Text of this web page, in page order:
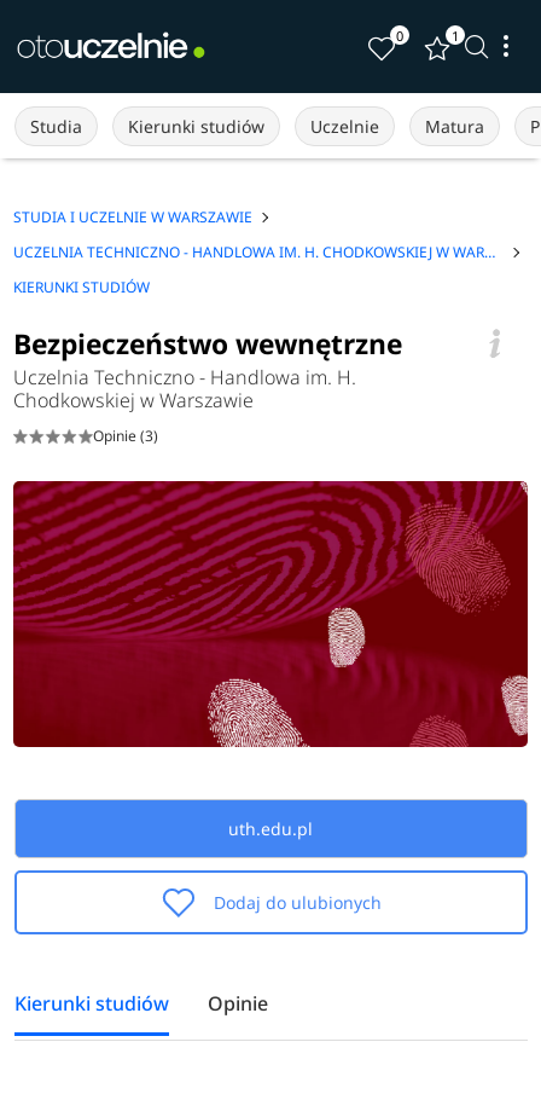
0 1
Studia Kierunki studiów Uczelnie Matura
STUDIA I UCZELNIE W WARSZAWIE
UCZELNIA TECHNICZNO - HANDLOWA IM. H. CHODKOWSKIEJ W WARSZAWIE
KIERUNKI STUDIÓW
Bezpieczeństwo wewnętrzne
Uczelnia Techniczno - Handlowa im. H.
Chodkowskiej w Warszawie
Opinie (3)
uth.edu.pl
Dodaj do ulubionych
Kierunki studiów Opinie